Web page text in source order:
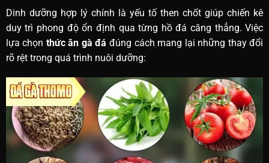
Dinh dưỡng hợp lý chính là yếu tố then chốt giúp chiến kê
duy trì phong độ ổn định qua từng hồ đá căng thẳng. Việc
lựa chọn thức ăn gà đá đúng cách mang lại những thay đổi
rõ rệt trong quá trình nuôi dưỡng: